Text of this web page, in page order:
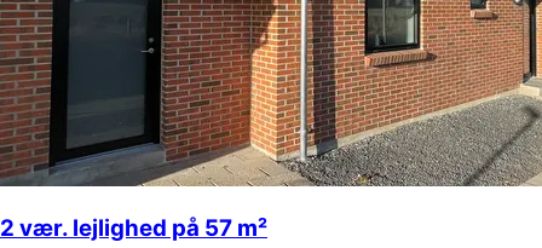
2 vær. lejlighed på 57 m²